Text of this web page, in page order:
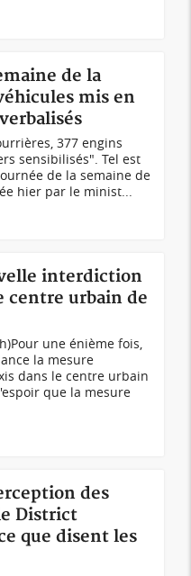
de la
mis en
377 engins
sensibilisés". Tel est
de la semaine de
hier par le minist...
interdiction
centre urbain de
une énième fois,
la mesure
dans le centre urbain
que la mesure
des
District
que disent les